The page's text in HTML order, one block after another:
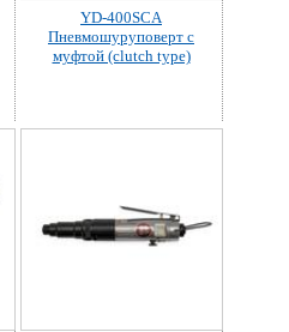
YD-400SCA
Пневмошуруповерт с
муфтой (clutch type)